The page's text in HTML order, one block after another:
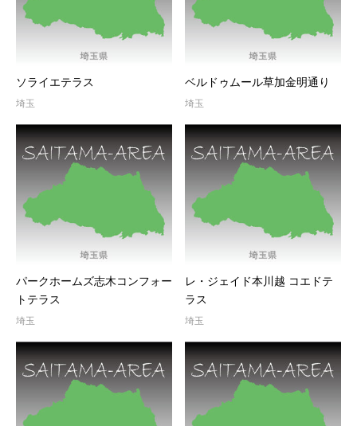
ソライエテラス
埼玉
ベルドゥムール草加金明通り
埼玉
パークホームズ志木コンフォー
トテラス
埼玉
レ・ジェイド本川越 コエドテ
ラス
埼玉